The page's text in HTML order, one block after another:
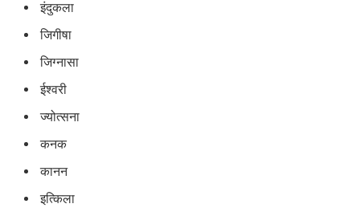
इंदुकला
जिगीषा
जिग्नासा
ईश्वरी
ज्योत्सना
कनक
कानन
इत्किला